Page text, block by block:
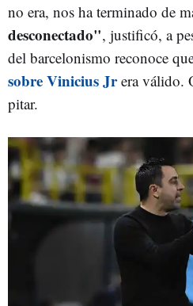
no era, nos ha terminado de
desconectado", justificó, a
del barcelonismo reconoce
sobre Vinicius Jrera válido.
pitar.